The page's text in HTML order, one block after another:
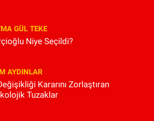
GÜL TEKE
Niye Seçildi?
AYDINLAR
Kararını Zorlaştıran
Tuzaklar